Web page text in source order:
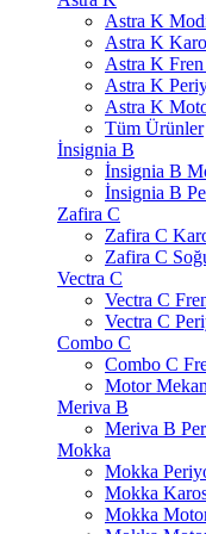
Astra K
Astra K
Astra K Fren
Astra K
Astra K
Tüm Ürünler
İnsignia B
İnsignia B
İnsignia B
Zafira C
Zafira C
Zafira C
Vectra C
Vectra C
Vectra C
Combo C
Combo C
Motor
Meriva B
Meriva B
Mokka
Mokka
Mokka
Mokka